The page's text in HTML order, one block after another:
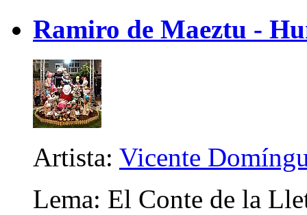
Ramiro de Maeztu -
Artista: Vicente
Lema: El Conte de la